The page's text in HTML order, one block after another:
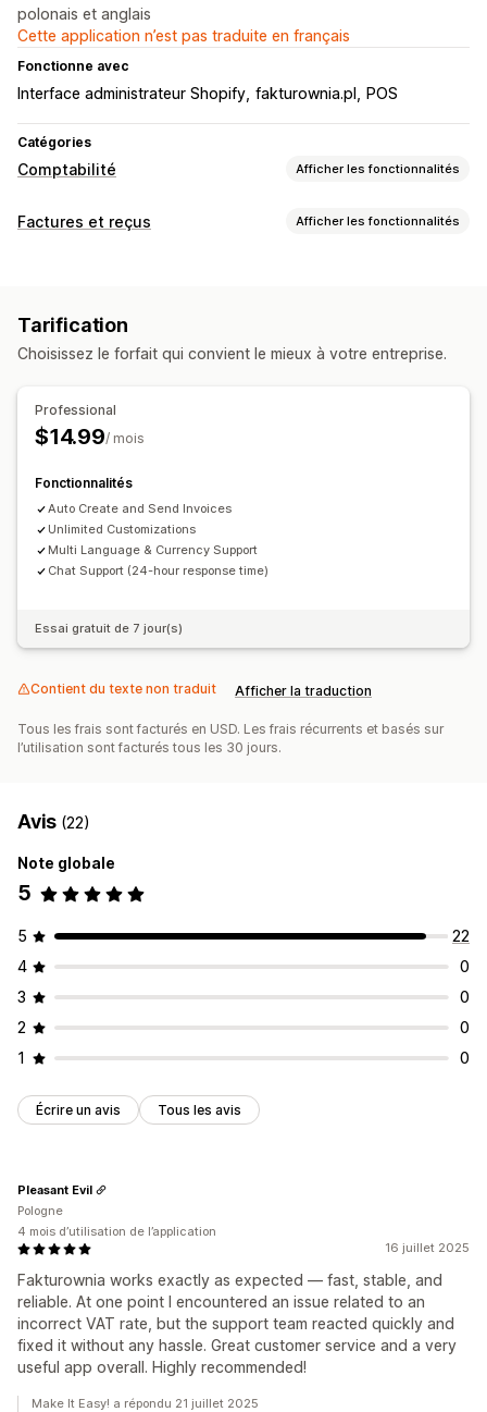
polonais et anglais
Cette application n’est pas traduite en français
Fonctionne avec
Interface administrateur Shopify fakturownia.pl POS
Catégories
Comptabilité Afficher les fonctionnalités
Opérations financières
Détails des commandes
Importation de l’historique des données
Factures et reçus Afficher les fonctionnalités
Documents personnalisés
Devises multiples
Génération de PDF Impression et exportation
Numérotation séquentielle
Tarification
Choisissez le forfait qui convient le mieux à votre entreprise.
Professional
$14.99/ mois
Fonctionnalités
Auto Create and Send Invoices
Unlimited Customizations
Multi Language & Currency Support
Chat Support (24-hour response time)
Essai gratuit de 7 jour(s)
Contient du texte non traduit Afficher la traduction
Tous les frais sont facturés en USD. Les frais récurrents et basés sur
l’utilisation sont facturés tous les 30 jours.
Avis (22)
Note globale
5
5
22
4
0
3
0
2
0
1
0
Écrire un avis Tous les avis
16 juillet 2025
Fakturownia works exactly as expected — fast, stable, and
reliable. At one point I encountered an issue related to an
incorrect VAT rate, but the support team reacted quickly and
fixed it without any hassle. Great customer service and a very
useful app overall. Highly recommended!
Pleasant Evil
Pologne
4 mois d’utilisation de l’application
Make It Easy! a répondu 21 juillet 2025